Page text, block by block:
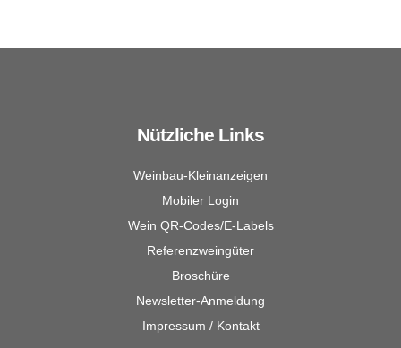
Nützliche Links
Weinbau-Kleinanzeigen
Mobiler Login
Wein QR-Codes/E-Labels
Referenzweingüter
Broschüre
Newsletter-Anmeldung
Impressum / Kontakt